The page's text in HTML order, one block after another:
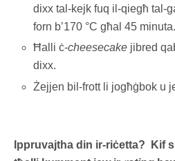
dixx tal-kejk fuq il-qiegħ tal-
forn b’170 °C għal 45 minuta.
Ħalli ċ-cheesecake jibred
dixx.
Żejjen bil-frott li jogħġbok u
Ippruvajtha din ir-riċetta? Kif